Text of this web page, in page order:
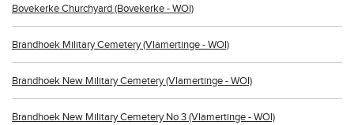
Bovekerke Churchyard (Bovekerke - WOI)
Brandhoek Military Cemetery (Vlamertinge - WOI)
Brandhoek New Military Cemetery (Vlamertinge - WOI)
Brandhoek New Military Cemetery No 3 (Vlamertinge - WOI)